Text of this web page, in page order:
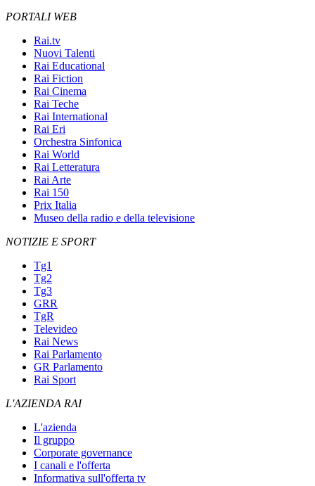
PORTALI WEB
Rai.tv
Nuovi Talenti
Rai Educational
Rai Fiction
Rai Cinema
Rai Teche
Rai International
Rai Eri
Orchestra Sinfonica
Rai World
Rai Letteratura
Rai Arte
Rai 150
Prix Italia
Museo della radio e della televisione
NOTIZIE E SPORT
Tg1
Tg2
Tg3
GRR
TgR
Televideo
Rai News
Rai Parlamento
GR Parlamento
Rai Sport
L'AZIENDA RAI
L'azienda
Il gruppo
Corporate governance
I canali e l'offerta
Informativa sull'offerta tv